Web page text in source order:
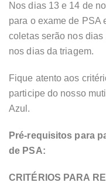
Nos dias 13 e 14 de
para o exame de PSA
coletas serão nos
nos dias da triagem.
Fique atento aos
participe do nosso
Azul.
Pré-requisitos para
de PSA:
CRITÉRIOS PARA